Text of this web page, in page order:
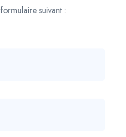
suivant :